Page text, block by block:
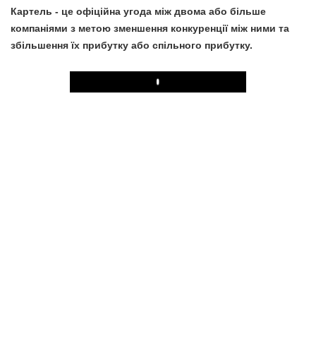
Картель - це офіційна угода між двома або більше
компаніями з метою зменшення конкуренції між ними та
збільшення їх прибутку або спільного прибутку.
Play